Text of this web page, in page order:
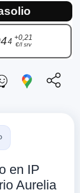
en
Api-Ip IP
4 +0,21
€/l srv
en IP
Aurelia